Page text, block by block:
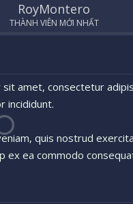
RoyMontero
THÀNH VIÊN MỚI NHẤT
amet, consectetur
incididunt.
quis nostrud
ex ea commodo